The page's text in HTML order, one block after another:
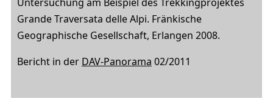
Grande Traversata delle Alpi. Fränkische
Geographische Gesellschaft, Erlangen 2008.
Bericht in der DAV-Panorama 02/2011